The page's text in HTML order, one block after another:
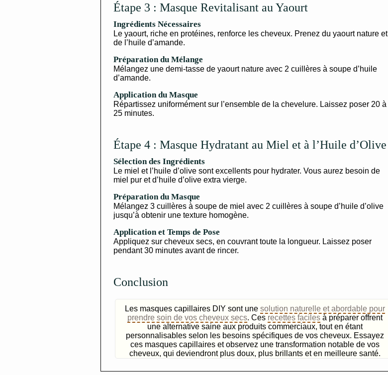
Étape 3 : Masque Revitalisant au Yaourt
Ingrédients Nécessaires
Le yaourt, riche en protéines, renforce les cheveux. Prenez du yaourt nature et
de l’huile d’amande.
Préparation du Mélange
Mélangez une demi-tasse de yaourt nature avec 2 cuillères à soupe d’huile
d’amande.
Application du Masque
Répartissez uniformément sur l’ensemble de la chevelure. Laissez poser 20 à
25 minutes.
Étape 4 : Masque Hydratant au Miel et à l’Huile d’Olive
Sélection des Ingrédients
Le miel et l’huile d’olive sont excellents pour hydrater. Vous aurez besoin de
miel pur et d’huile d’olive extra vierge.
Préparation du Masque
Mélangez 3 cuillères à soupe de miel avec 2 cuillères à soupe d’huile d’olive
jusqu’à obtenir une texture homogène.
Application et Temps de Pose
Appliquez sur cheveux secs, en couvrant toute la longueur. Laissez poser
pendant 30 minutes avant de rincer.
Conclusion
Les masques capillaires DIY sont une solution naturelle et abordable pour
prendre soin de vos cheveux secs. Ces recettes facilesà préparer offrent
une alternative saine aux produits commerciaux, tout en étant
personnalisables selon les besoins spécifiques de vos cheveux. Essayez
ces masques capillaires et observez une transformation notable de vos
cheveux, qui deviendront plus doux, plus brillants et en meilleure santé.